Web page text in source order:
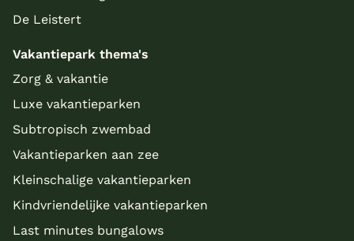
De Leistert
Vakantiepark thema's
Zorg & vakantie
Luxe vakantieparken
Subtropisch zwembad
Vakantieparken aan zee
Kleinschalige vakantieparken
Kindvriendelijke vakantieparken
Last minutes bungalows